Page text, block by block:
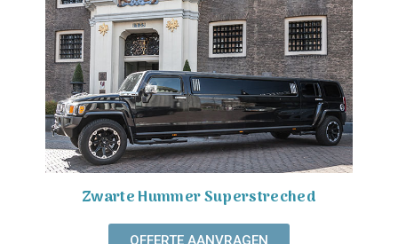
Zwarte Hummer Superstreched
OFFERTE AANVRAGEN